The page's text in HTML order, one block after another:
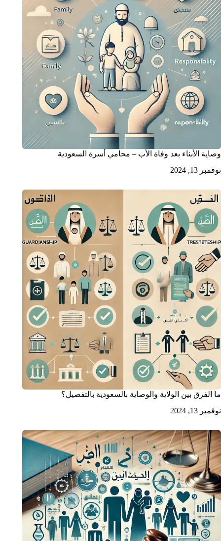
وصاية الأبناء بعد وفاة الأب – محامي أسرة السعودية
نوفمبر 13, 2024
ما الفرق بين الولاية والوصاية بالسعودية بالتفصيل؟
نوفمبر 13, 2024